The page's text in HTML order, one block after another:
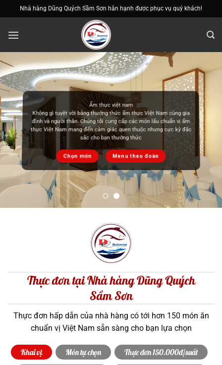
qua
nội
Nhà hàng Dũng Quých Sầm Sơn hân hạnh được phục vụ quý khách!
Ẩm thực việt nam
Không gì tuyệt vời bằng thưởng thức ẩm thực Việt Nam cùng gia
đình và người thân. Chúng tôi cung cấp các món lẩu chuẩn vị ẩm
thực Việt Nam mang đến cảm giác quen thuộc nhưng cực kỳ đặc
sắc cho bạn thưởng thức
Chọn món Menu theo đoàn
Thực đơn tại Nhà hàng Dũng Quých
Sầm Sơn
Thực đơn hấp dẫn của nhà hàng có tới hơn 150 món ăn
chuẩn vị Việt Nam sẵn sàng cho bạn lựa chọn
Khai vị Món tự chọn
Thực đơn 150.000đ/suất